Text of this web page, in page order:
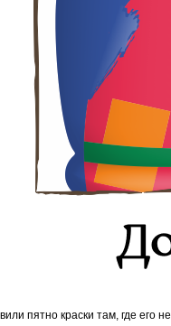
пятно краски там, где его